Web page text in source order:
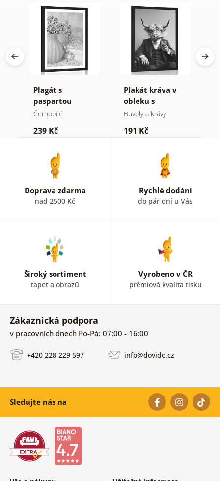
Plagát s
paspartou
luxusní zátiší v
provedení
Černobílé
239 Kč
Plakát kráva v
obleku s
doutníkem a
Buvoly a krávy
191 Kč
Doprava zdarma
nad 2500 Kč
Rychlé dodání
do pár dní u Vás
Široký sortiment
tapet a obrazů
Vyrobeno v ČR
prémiová kvalita tisku
Zákaznická podpora
v pracovních dnech Po-Pá: 07:00 - 16:00
+420 228 229 597 info@dovido.cz
Sledujte nás na